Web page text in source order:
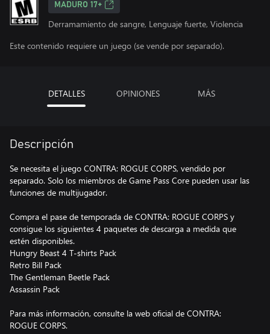
MADURO 17+
Derramamiento de sangre, Lenguaje fuerte, Violencia
Este contenido requiere un juego (se vende por separado).
DETALLES OPINIONES MÁS
Descripción
Se necesita el juego CONTRA: ROGUE CORPS, vendido por
separado. Solo los miembros de Game Pass Core pueden usar las
funciones de multijugador.
Compra el pase de temporada de CONTRA: ROGUE CORPS y
consigue los siguientes 4 paquetes de descarga a medida que
estén disponibles.
Hungry Beast 4 T-shirts Pack
Retro Bill Pack
The Gentleman Beetle Pack
Assassin Pack
Para más información, consulte la web oficial de CONTRA:
ROGUE CORPS.